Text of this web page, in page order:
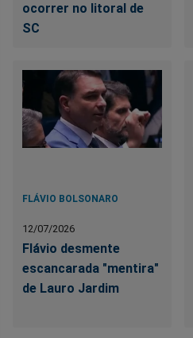
ocorrer no litoral de
SC
FLÁVIO BOLSONARO
12/07/2026
Flávio desmente
escancarada "mentira"
de Lauro Jardim